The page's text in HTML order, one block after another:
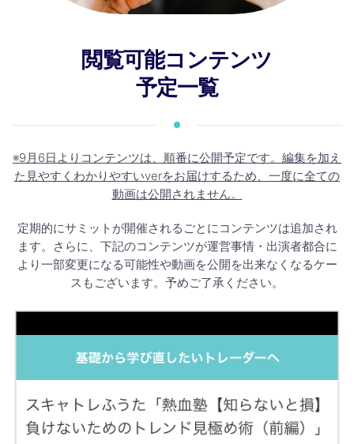
閲覧可能コンテンツ
予定一覧
※9月6日よりコンテンツは、順番に公開予定です。編集を加え
た見やすくわかりやすいverをお届けするため、一度に全ての
動画は公開されません。
定期的にサミットが開催されるごとにコンテンツは追加され
ます。さらに、下記のコンテンツが運営事情・出演者都合に
より一部変更になる可能性や動画を公開を出来なくなるケー
スもございます。予めご了承ください。